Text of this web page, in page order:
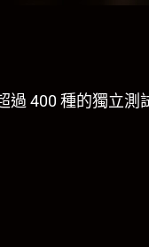
過 400 種的獨立測